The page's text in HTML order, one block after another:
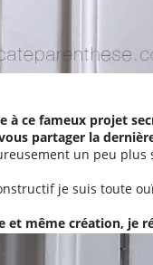
à ce fameux projet
partager la
un peu
je suis toute
et même création, je